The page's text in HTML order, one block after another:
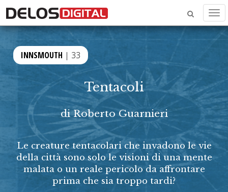
INNSMOUTH | 33
Tentacoli
diRoberto Guarnieri
Le creature tentacolari che invadono le vie
della città sono solo le visioni di una mente
malata o un reale pericolo da affrontare
prima che sia troppo tardi?